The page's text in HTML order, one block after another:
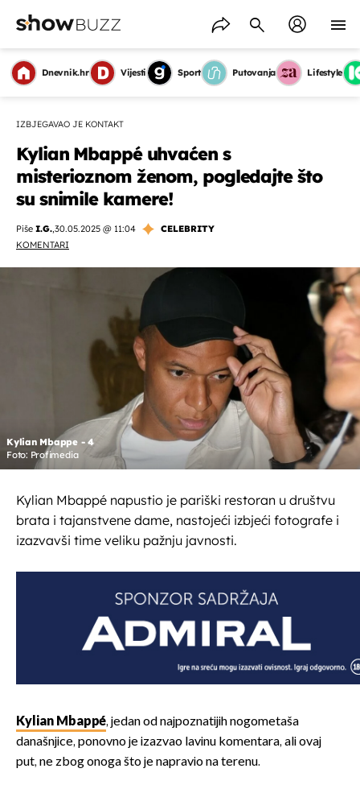
Dnevnik.hr Vijesti Sport Putovanja Lifestyle
IZBJEGAVAO JE KONTAKT
Kylian Mbappé uhvaćen s
misterioznom ženom, pogledajte što
su snimile kamere!
Piše I.G.,30.05.2025 @ 11:04
CELEBRITY
KOMENTARI
Kylian Mbappe - 4
Foto: Profimedia
Kylian Mbappé napustio je pariški restoran u društvu
brata i tajanstvene dame, nastojeći izbjeći fotografe i
izazvavši time veliku pažnju javnosti.
Kylian Mbappé, jedan od najpoznatijih nogometaša
današnjice, ponovno je izazvao lavinu komentara, ali ovaj
put, ne zbog onoga što je napravio na terenu.
OMOGUĆI OBAVIJESTI